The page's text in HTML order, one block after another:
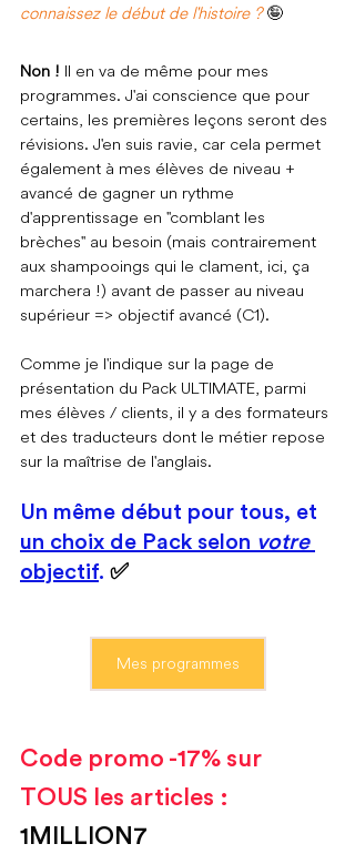
connaissez le début de l'histoire ? 🤪
Non ! Il en va de même pour mes
programmes. J'ai conscience que pour
certains, les premières leçons seront des
révisions. J'en suis ravie, car cela permet
également à mes élèves de niveau +
avancé de gagner un rythme
d'apprentissage en "comblant les
brèches" au besoin (mais contrairement
aux shampooings qui le clament, ici, ça
marchera !) avant de passer au niveau
supérieur => objectif avancé (C1).
Comme je l'indique sur la page de
présentation du Pack ULTIMATE, parmi
mes élèves / clients, il y a des formateurs
et des traducteurs dont le métier repose
sur la maîtrise de l'anglais.
Un même début pour tous, et
un choix de Pack selon votre
objectif. ✅
Mes programmes
Code promo -17% sur
TOUS les articles :
1MILLION7